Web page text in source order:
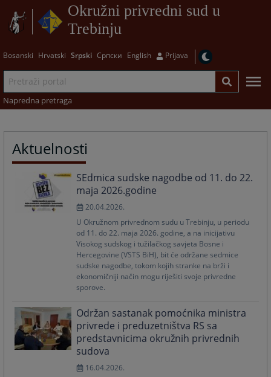
Okružni privredni sud u
Trebinju
Bosanski Hrvatski Srpski Српски English Prijava
Napredna pretraga
Aktuelnosti
SEdmica sudske nagodbe od 11. do 22.
maja 2026.godine
20.04.2026.
U Okružnom privrednom sudu u Trebinju, u periodu
od 11. do 22. maja 2026. godine, a na inicijativu
Visokog sudskog i tužilačkog savjeta Bosne i
Hercegovine (VSTS BiH), bit će održane sedmice
sudske nagodbe, tokom kojih stranke na brži i
ekonomičniji način mogu riješiti svoje privredne
sporove.
Održan sastanak pomoćnika ministra
privrede i preduzetništva RS sa
predstavnicima okružnih privrednih
sudova
16.04.2026.